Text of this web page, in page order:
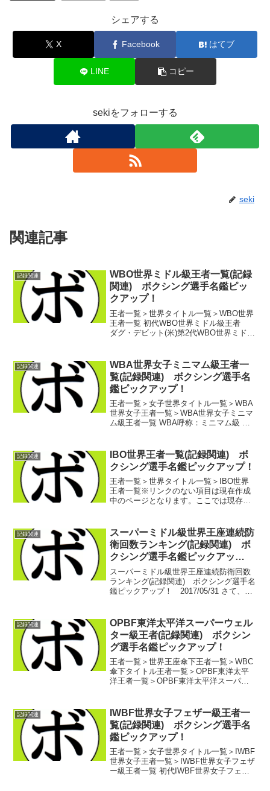
シェアする
X Facebook はてブ
LINE コピー
sekiをフォローする
seki
関連記事
記録関連
WBO世界ミドル級王者一覧(記録
関連) ボクシング選手名鑑ピッ
クアップ！
王者一覧＞世界タイトル一覧＞WBO世界
王者一覧 初代WBO世界ミドル級王者
ダグ・デビット(米)第2代WBO世界ミドル
ンク(英)第4代WBO世界ミドル級王者
...
記録関連
WBA世界女子ミニマム級王者一
覧(記録関連) ボクシング選手名
鑑ピックアップ！
王者一覧＞女子世界タイトル一覧＞WBA
世界女子王者一覧＞WBA世界女子ミニマ
ム級王者一覧 WBA呼称：ミニマム級 初
ミニマム級王者 ソン・チョーロン(韓)
第3...
記録関連
IBO世界王者一覧(記録関連) ボ
クシング選手名鑑ピックアップ！
王者一覧＞世界タイトル一覧＞IBO世界
王者一覧※リンクのない項目は現在作成
中のページとなります。ここでは現存す
認定している世界王者の一覧を...
記録関連
スーパーミドル級世界王座連続防
衛回数ランキング(記録関連) ボ
クシング選手名鑑ピックアッ
プ！ 2017/05/31
スーパーミドル級世界王座連続防衛回数
ランキング(記録関連) ボクシング選手名
鑑ピックアップ！ 2017/05/31 さて、階
し、さらに実力は古豪も多く、ニューフ
ェイスも...
記録関連
OPBF東洋太平洋スーパーウェル
ター級王者(記録関連) ボクシン
グ選手名鑑ピックアップ！
王者一覧＞世界王座傘下王者一覧＞WBC
傘下タイトル王者一覧＞OPBF東洋太平
洋王者一覧＞OPBF東洋太平洋スーパー
ン・セチョル(韓)第2代OPBF東洋太平洋
スーパーウ...
記録関連
IWBF世界女子フェザー級王者一
覧(記録関連) ボクシング選手名
鑑ピックアップ！
王者一覧＞女子世界タイトル一覧＞IWBF
世界女子王者一覧＞IWBF世界女子フェザ
ー級王者一覧 初代IWBF世界女子フェザ